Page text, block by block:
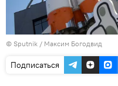
© Sputnik / Максим Богодвид
Подписаться